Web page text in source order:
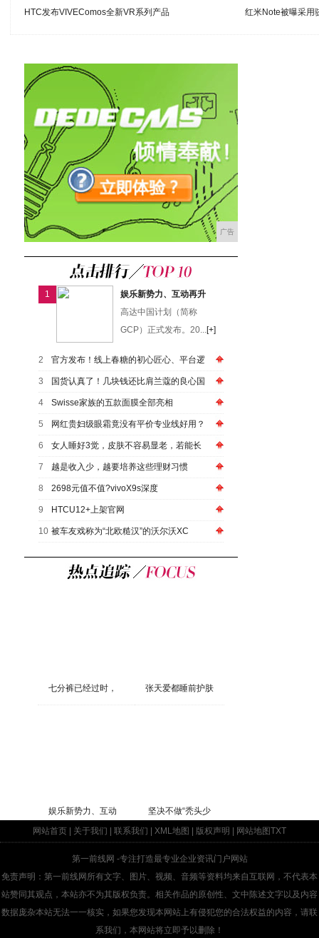
HTC发布VIVEComos全新VR系列产品 红米Note被曝采用
广告
1
娱乐新势力、互动再升
高达中国计划（简称
GCP）正式发布。20...[+]
2 官方发布！线上春糖的初心匠心、平台逻
3 国货认真了！几块钱还比肩兰蔻的良心国
4 Swisse家族的五款面膜全部亮相
5 网红贵妇级眼霜竟没有平价专业线好用？
6 女人睡好3觉，皮肤不容易显老，若能长
7 越是收入少，越要培养这些理财习惯
8 2698元值不值?vivoX9s深度
9 HTCU12+上架官网
10 被车友戏称为“北欧糙汉”的沃尔沃XC
七分裤已经过时， 张天爱都睡前护肤
娱乐新势力、互动
坚决不做“秃头少
网站首页 | 关于我们 | 联系我们 | XML地图 | 版权声明 | 网站地图TXT
第一前线网 -专注打造最专业企业资讯门户网站
免责声明：第一前线网所有文字、图片、视频、音频等资料均来自互联网，不代表本
站赞同其观点，本站亦不为其版权负责。相关作品的原创性、文中陈述文字以及内容
数据庞杂本站无法一一核实，如果您发现本网站上有侵犯您的合法权益的内容，请联
系我们，本网站将立即予以删除！